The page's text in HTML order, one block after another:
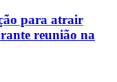
para atrair
reunião na